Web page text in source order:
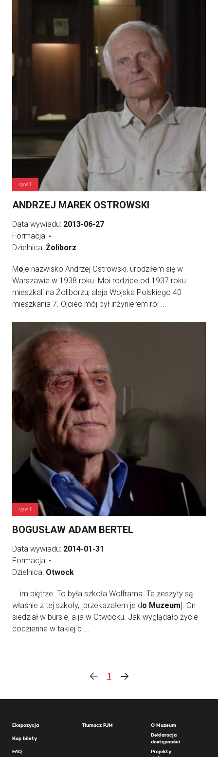
cywil
ANDRZEJ MAREK OSTROWSKI
Data wywiadu: 2013-06-27
Formacja: -
Dzielnica: Żoliborz
Moje nazwisko Andrzej Ostrowski, urodziłem się w
Warszawie w 1938 roku. Moi rodzice od 1937 roku
mieszkali na Żoliborzu, aleja Wojska Polskiego 40
mieszkania 7. Ojciec mój był inżynierem rol ...
cywil
BOGUSŁAW ADAM BERTEL
Data wywiadu: 2014-01-31
Formacja: -
Dzielnica: Otwock
... im piętrze. To była szkoła Wolframa. Te zeszyty są
właśnie z tej szkoły, [przekazałem je do Muzeum ]. On
siedział w bursie, a ja w Otwocku. Jak wyglądało życie
codzienne w takiej b ...
1
Ekspozycja
Kup bilety
FAQ
Tłumacz PJM
O Muzeum
Deklaracja
dostępności
Projekty